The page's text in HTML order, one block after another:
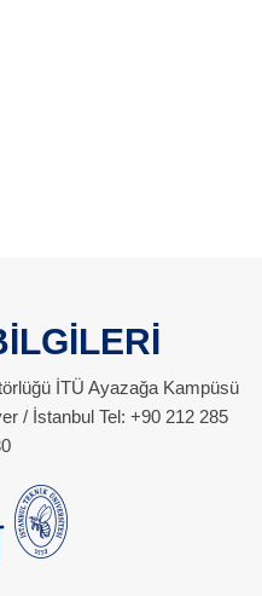
İTÜ Ayazağa Kampüsü
/ İstanbul Tel: +90 212 285